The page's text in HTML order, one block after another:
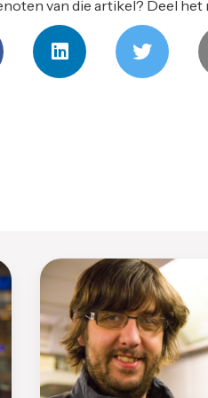
van die artikel? Deel